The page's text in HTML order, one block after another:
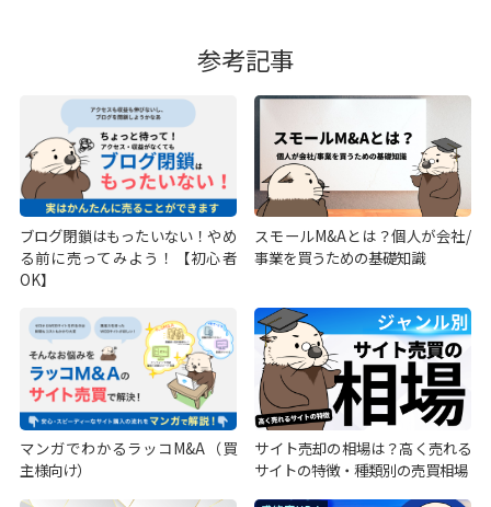
参考記事
ブログ閉鎖はもったいない！やめ
る前に売ってみよう！【初心者
OK】
スモールM&Aとは？個人が会社/
事業を買うための基礎知識
マンガでわかるラッコM&A（買
主様向け）
サイト売却の相場は？高く売れる
サイトの特徴・種類別の売買相場